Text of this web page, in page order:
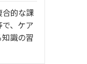
的な課
、ケア
識の習